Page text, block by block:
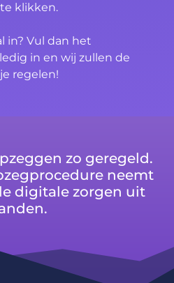
klikken.
in? Vul dan het
in en wij zullen de
regelen!
zo geregeld.
neemt
digitale zorgen uit